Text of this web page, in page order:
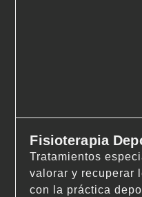
Fisioterapia
Tratamientos
valorar y recuperar
con la práctica